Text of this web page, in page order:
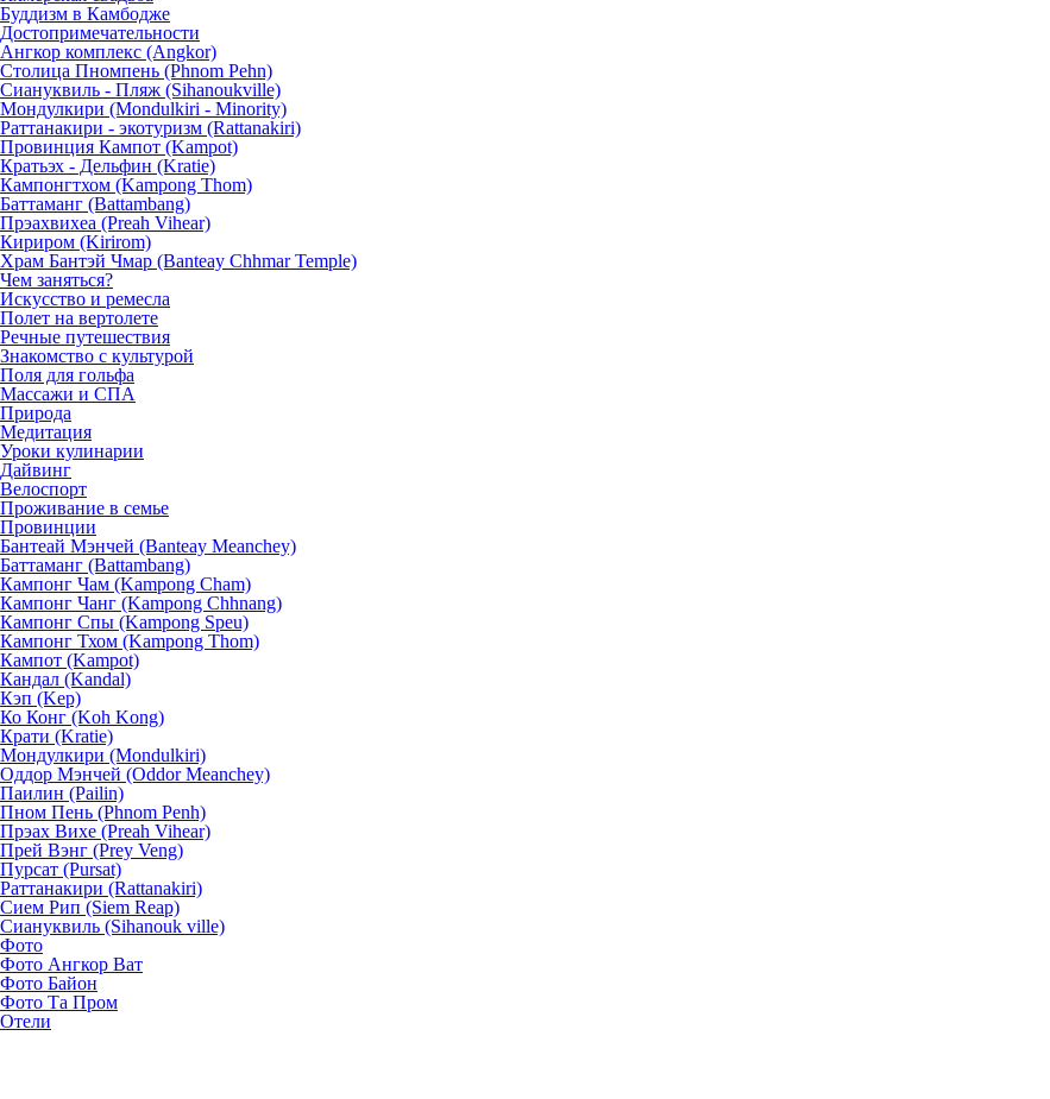
Буддизм в Камбодже
Достопримечательности
Ангкор комплекс (Angkor)
Столица Пномпень (Phnom Pehn)
Сиануквиль - Пляж (Sihanoukville)
Мондулкири (Mondulkiri - Minority)
Раттанакири - экотуризм (Rattanakiri)
Провинция Кампот (Kampot)
Кратьэх - Дельфин (Kratie)
Кампонгтхом (Kampong Thom)
Баттаманг (Battambang)
Прэахвихеа (Preah Vihear)
Кириром (Kirirom)
Храм Бантэй Чмар (Banteay Chhmar Temple)
Чем заняться?
Искусство и ремесла
Полет на вертолете
Речные путешествия
Знакомство с культурой
Поля для гольфа
Массажи и СПА
Природа
Медитация
Уроки кулинарии
Дайвинг
Велоспорт
Проживание в семье
Провинции
Бантеай Мэнчей (Banteay Meanchey)
Баттаманг (Battambang)
Кампонг Чам (Kampong Cham)
Кампонг Чанг (Kampong Chhnang)
Кампонг Спы (Kampong Speu)
Кампонг Тхом (Kampong Thom)
Кампот (Kampot)
Кандал (Kandal)
Кэп (Kep)
Ко Конг (Koh Kong)
Крати (Kratie)
Мондулкири (Mondulkiri)
Оддор Мэнчей (Oddor Meanchey)
Паилин (Pailin)
Пном Пень (Phnom Penh)
Прэах Вихе (Preah Vihear)
Прей Вэнг (Prey Veng)
Пурсат (Pursat)
Раттанакири (Rattanakiri)
Сием Рип (Siem Reap)
Сиануквиль (Sihanouk ville)
Фото
Фото Ангкор Ват
Фото Байон
Фото Та Пром
Отели